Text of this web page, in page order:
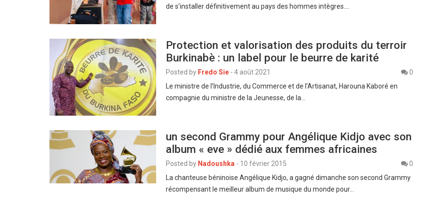
de s’installer définitivement au pays des hommes intègres.…
Protection et valorisation des produits du terroir
Burkinabè : un label pour le beurre de karité
Posted by Fredo Sie - 4 août 2021
0
Le ministre de l’Industrie, du Commerce et de l’Artisanat, Harouna Kaboré en
compagnie du ministre de la Jeunesse, de la…
un second Grammy pour Angélique Kidjo avec son
album « eve » dédié aux femmes africaines
Posted by Nadoushka - 10 février 2015
0
La chanteuse béninoise Angélique Kidjo, a gagné dimanche son second Grammy
récompensant le meilleur album de musique du monde pour…